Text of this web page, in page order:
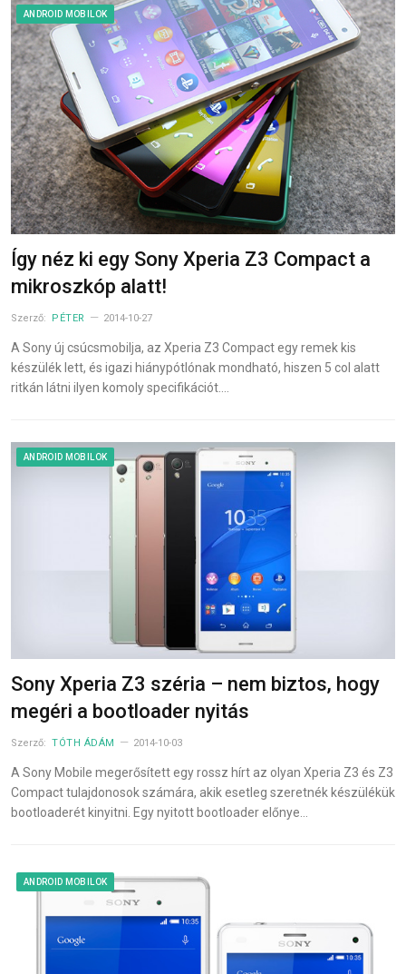
ANDROID MOBILOK
Így néz ki egy Sony Xperia Z3 Compact a
mikroszkóp alatt!
Szerző: PÉTER 2014-10-27
A Sony új csúcsmobilja, az Xperia Z3 Compact egy remek kis
készülék lett, és igazi hiánypótlónak mondható, hiszen 5 col alatt
ritkán látni ilyen komoly specifikációt.…
ANDROID MOBILOK
Sony Xperia Z3 széria – nem biztos, hogy
megéri a bootloader nyitás
Szerző: TÓTH ÁDÁM 2014-10-03
A Sony Mobile megerősített egy rossz hírt az olyan Xperia Z3 és Z3
Compact tulajdonosok számára, akik esetleg szeretnék készülékük
bootloaderét kinyitni. Egy nyitott bootloader előnye…
ANDROID MOBILOK